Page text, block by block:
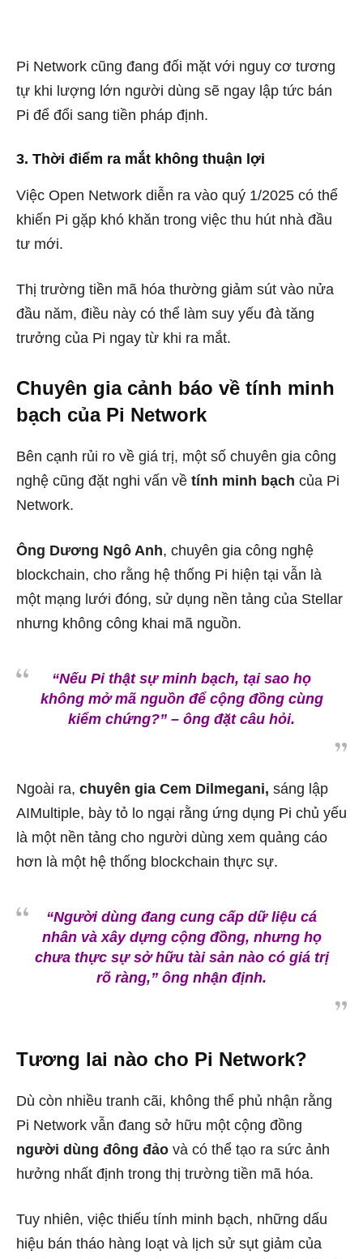
Pi Network cũng đang đối mặt với nguy cơ tương
tự khi lượng lớn người dùng sẽ ngay lập tức bán
Pi để đổi sang tiền pháp định.
3. Thời điểm ra mắt không thuận lợi
Việc Open Network diễn ra vào quý 1/2025 có thể
khiến Pi gặp khó khăn trong việc thu hút nhà đầu
tư mới.
Thị trường tiền mã hóa thường giảm sút vào nửa
đầu năm, điều này có thể làm suy yếu đà tăng
trưởng của Pi ngay từ khi ra mắt.
Chuyên gia cảnh báo về tính minh
bạch của Pi Network
Bên cạnh rủi ro về giá trị, một số chuyên gia công
nghệ cũng đặt nghi vấn về tính minh bạch của Pi
Network.
Ông Dương Ngô Anh, chuyên gia công nghệ
blockchain, cho rằng hệ thống Pi hiện tại vẫn là
một mạng lưới đóng, sử dụng nền tảng của Stellar
nhưng không công khai mã nguồn.
“Nếu Pi thật sự minh bạch, tại sao họ
không mở mã nguồn để cộng đồng cùng
kiểm chứng?” – ông đặt câu hỏi.
Ngoài ra, chuyên gia Cem Dilmegani, sáng lập
AIMultiple, bày tỏ lo ngại rằng ứng dụng Pi chủ yếu
là một nền tảng cho người dùng xem quảng cáo
hơn là một hệ thống blockchain thực sự.
“Người dùng đang cung cấp dữ liệu cá
nhân và xây dựng cộng đồng, nhưng họ
chưa thực sự sở hữu tài sản nào có giá trị
rõ ràng,” ông nhận định.
Tương lai nào cho Pi Network?
Dù còn nhiều tranh cãi, không thể phủ nhận rằng
Pi Network vẫn đang sở hữu một cộng đồng
người dùng đông đảo và có thể tạo ra sức ảnh
hưởng nhất định trong thị trường tiền mã hóa.
Tuy nhiên, việc thiếu tính minh bạch, những dấu
hiệu bán tháo hàng loạt và lịch sử sụt giảm của